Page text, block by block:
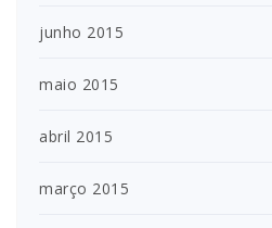
junho 2015
maio 2015
abril 2015
março 2015